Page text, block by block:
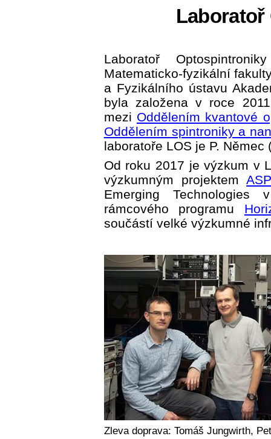
Laboratoř
Matematicko-fyzikální
a Fyzikálního ústavu
byla založena v roce
mezi Oddělením kvantové
Oddělením spintroniky a
laboratoře LOS je P.
Od roku 2017 je výzkum v
výzkumným projektem
Emerging
rámcového programu
součástí velké výzkumné
Zleva doprava: Tomáš Jungwirth,